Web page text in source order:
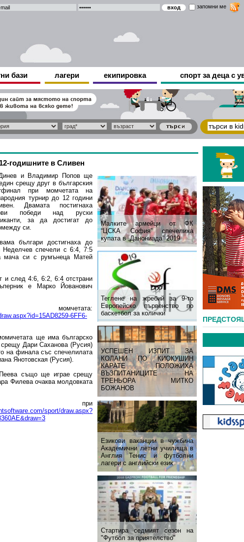
запомни ме
бази лагери екипировка спорт за деца с
годишните в Сливен
Малките армейци от ФК
“ЦСКА София” спечелиха
купата в „Данониада” 2019
Теглене на жребий за 9-то
Европейско първенство по
баскетбол за колички
УСПЕШЕН ИЗПИТ ЗА
КОЛАНИ ПО КИОКУШИН
КАРАТЕ ПОЛОЖИХА
ВЪЗПИТАНИЦИТЕ НА
ТРЕНЬОРА МИТКО
БОЖАНОВ
Езикови ваканции​ в чужбина
Академични летни училища в
Англия Тенис и футболни
лагери с английски език
Стартира седмият сезон на
"Футбол за приятелство"
и Владимир Попов ще
срещу друг в българския
при момчетата на
турнир до 12 години
Двамата постигнаха
победи над руски
за да достигат до
си.
българи достигнаха до
Неделчев спечели с 6:4, 7:5
мача си с румънеца Матей
и след 4:6, 6:2, 6:4 отстрани
е Марко Йованович
6FF6-
ще има българско
Дари Саханова (Русия)
на финала със спечелилата
Янотовская (Русия).
също ще играе срещу
Филева очаква молдовката
при
sport/draw.aspx?